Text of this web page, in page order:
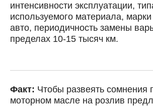
интенсивности эксплуатации,
используемого материала,
авто, периодичность замены
пределах 10-15 тысяч км.
Факт: Чтобы развеять сомнения
моторном масле на розлив